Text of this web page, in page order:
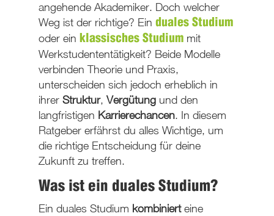
angehende Akademiker. Doch welcher
Weg ist der richtige? Ein duales Studium
oder ein klassisches Studium mit
Werkstudententätigkeit? Beide Modelle
verbinden Theorie und Praxis,
unterscheiden sich jedoch erheblich in
ihrer Struktur, Vergütungund den
langfristigen Karrierechancen. In diesem
Ratgeber erfährst du alles Wichtige, um
die richtige Entscheidung für deine
Zukunft zu treffen.
Was ist ein duales Studium?
Ein duales Studium kombinierteine